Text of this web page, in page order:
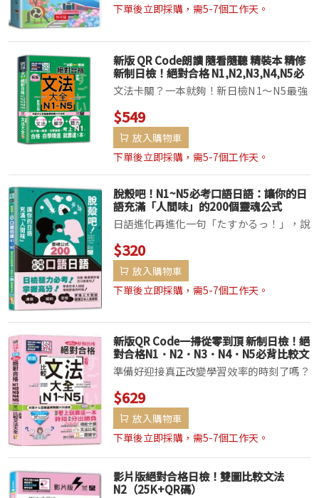
你口袋書，隨身帶，隨時學，考場穩超勝
下單後立即採購，需5-7個工作天。
新版 QR Code朗讀 隨看隨聽 精裝本 精修
新制日檢！絕對合格 N1,N2,N3,N4,N5必
背文法大全（25K＋QR Code）
文法卡關？一本就夠！新日檢N1～N5最強
文法攻略，隨掃隨聽的合格保證書百萬考生
認證×各大學指定教材──「絕對合格」系
列全新進化版，你的日檢通關秘密武器！
【為什麼你需要這本書？—...
$549
放入購物車
下單後立即採購，需5-7個工作天。
脫殼吧！N1~N5必考口語日語：讓你的日
語充滿「人間味」的200個靈魂公式
（25K+QR碼）
日語進化再進化一句「たすかるっ！」，說
出日本人的真心情！你是不是常聽日本人講
話時，句尾會多出一個小「っ」？像是「た
すかるっ！」「そうだっ！」「まじで
っ!?」──看似隨口一喊，卻比課本上的
$320
放入購物車
下單後立即採購，需5-7個工作天。
新版QR Code一掃從零到頂 新制日檢！絕
對合格N1．N2．N3．N4．N5必背比較文
法大全（25K+QR Code 線上音檔）
準備好迎接真正改變學習效率的時刻了嗎？
我們帶來最新、最強、最直擊日檢核心的學
習革命——《新版QR Code一掃從零到頂
新制日檢！絕對合格 N1·N2&middo...
$629
放入購物車
下單後立即採購，需5-7個工作天。
影片版絕對合格日檢！雙圖比較文法
N2（25K+QR碼）